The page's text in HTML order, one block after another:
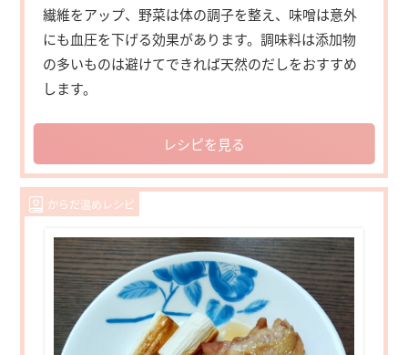
繊維をアップ、野菜は体の調子を整え、味噌は意外
にも血圧を下げる効果があります。調味料は添加物
の多いものは避けてできれば天然のだしをおすすめ
します。
レシピを見る
からだ温めレシピ